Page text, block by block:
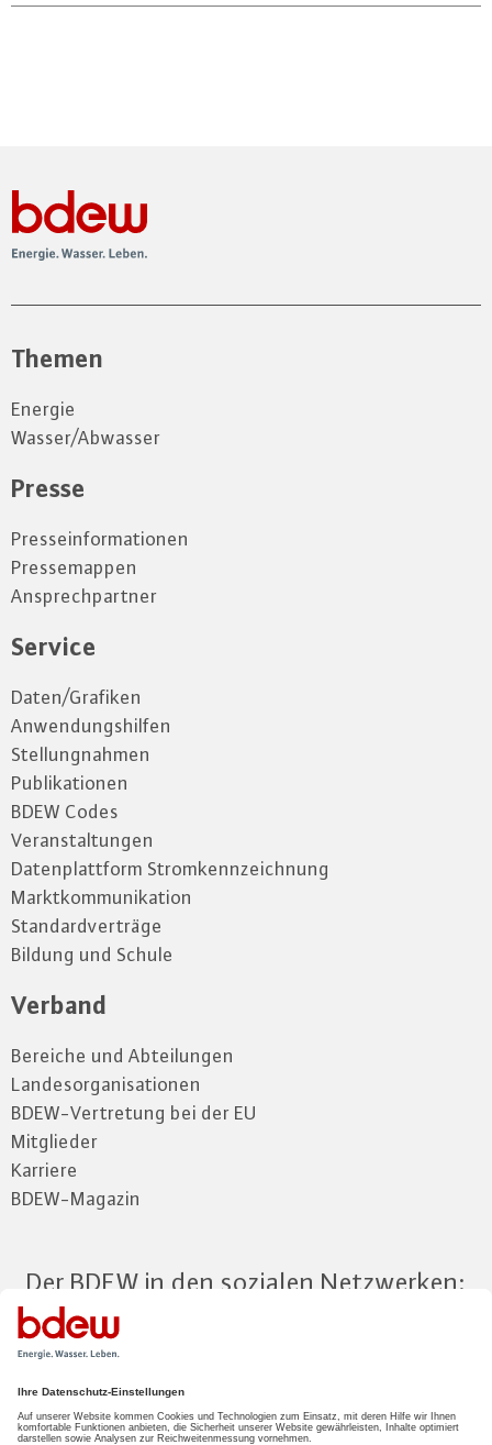
Themen
Energie
Wasser/Abwasser
Presse
Presseinformationen
Pressemappen
Ansprechpartner
Service
Daten/Grafiken
Anwendungshilfen
Stellungnahmen
Publikationen
BDEW Codes
Veranstaltungen
Datenplattform Stromkennzeichnung
Marktkommunikation
Standardverträge
Bildung und Schule
Verband
Bereiche und Abteilungen
Landesorganisationen
BDEW-Vertretung bei der EU
Mitglieder
Karriere
BDEW-Magazin
Der BDEW in den sozialen Netzwerken:
Zum Mitgliederbereich